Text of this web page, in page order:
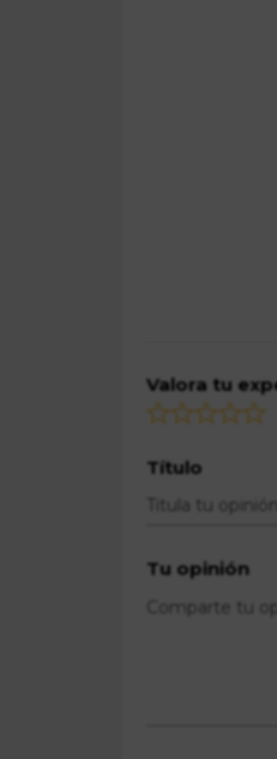
Valora tu
Título
Tu opinión